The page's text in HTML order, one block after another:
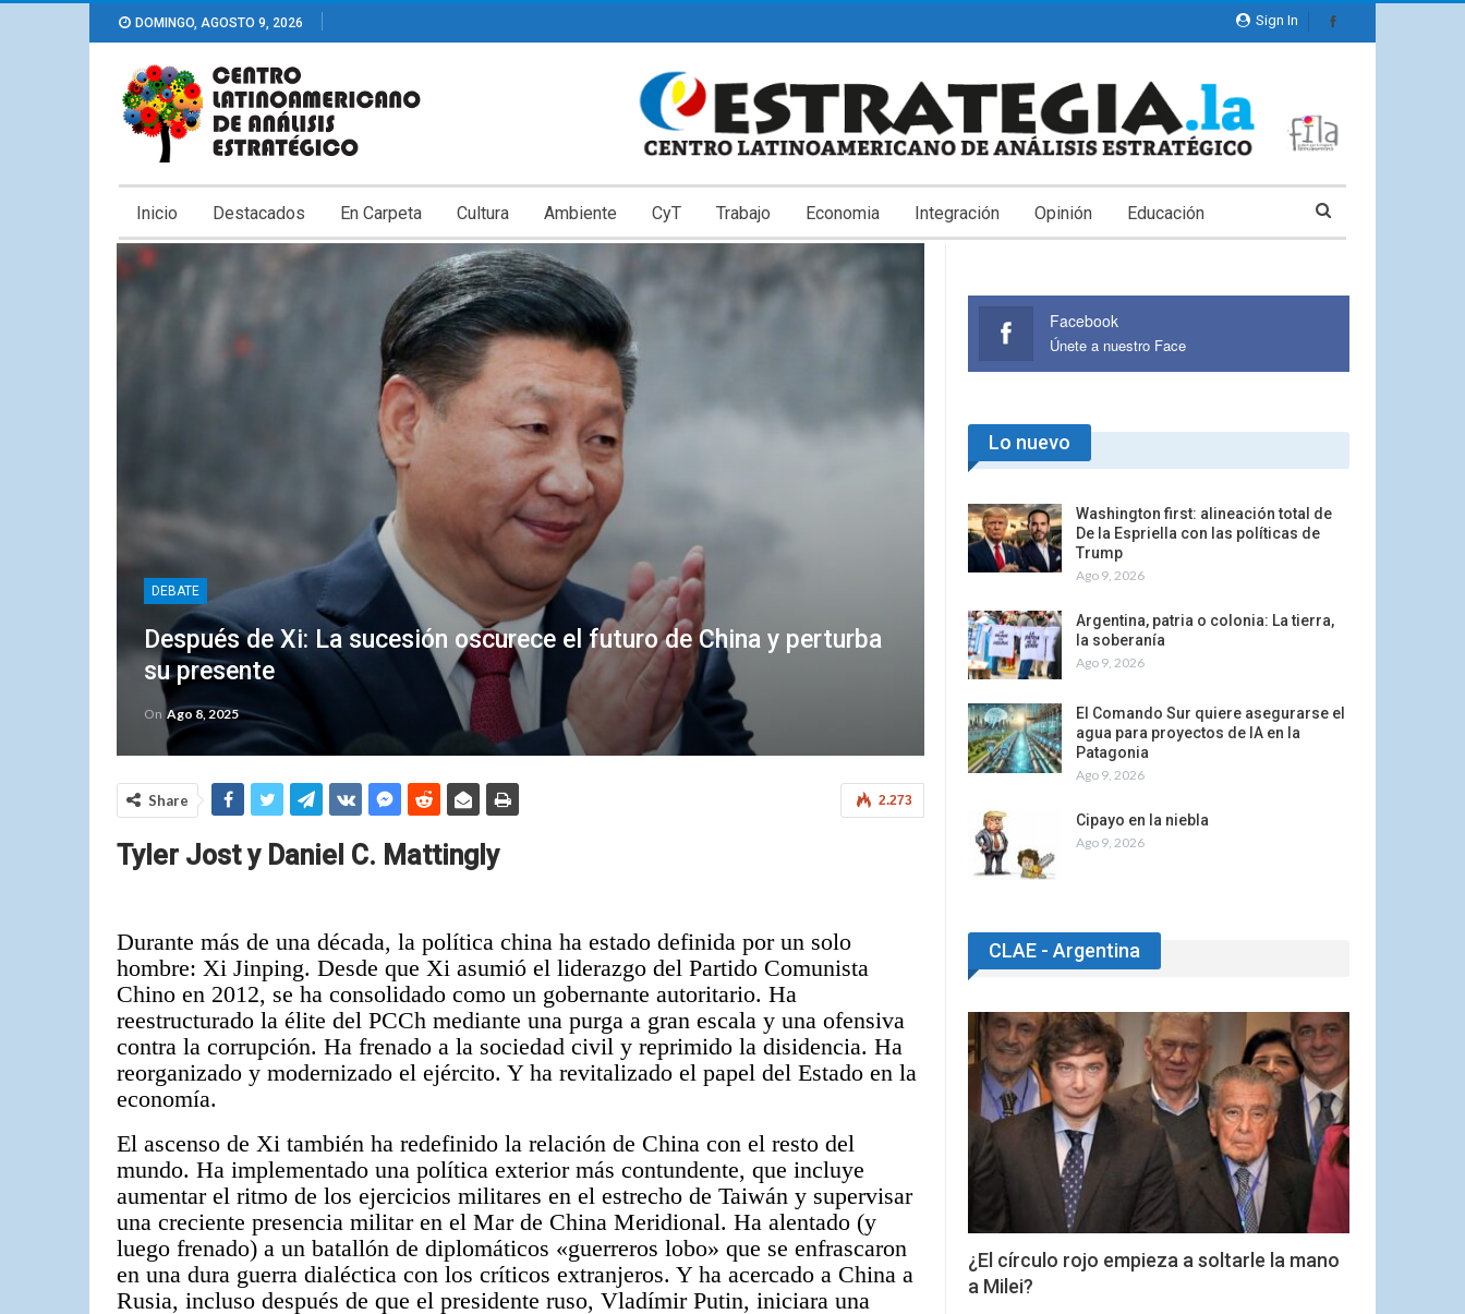
Sign In
DOMINGO, AGOSTO 9, 2026
Inicio Destacados En Carpeta Cultura Ambiente CyT Trabajo Economia Integración Opinión Educación
DEBATE
Después de Xi: La sucesión oscurece el futuro de China y perturba
su presente
On Ago 8, 2025
2.273
Share
Tyler Jost y Daniel C. Mattingly
Durante más de una década, la política china ha estado definida por un solo
hombre: Xi Jinping. Desde que Xi asumió el liderazgo del Partido Comunista
Chino en 2012, se ha consolidado como un gobernante autoritario. Ha
reestructurado la élite del PCCh mediante una purga a gran escala y una ofensiva
contra la corrupción. Ha frenado a la sociedad civil y reprimido la disidencia. Ha
reorganizado y modernizado el ejército. Y ha revitalizado el papel del Estado en la
economía.
El ascenso de Xi también ha redefinido la relación de China con el resto del
mundo. Ha implementado una política exterior más contundente, que incluye
aumentar el ritmo de los ejercicios militares en el estrecho de Taiwán y supervisar
una creciente presencia militar en el Mar de China Meridional. Ha alentado (y
luego frenado) a un batallón de diplomáticos «guerreros lobo» que se enfrascaron
en una dura guerra dialéctica con los críticos extranjeros. Y ha acercado a China a
Rusia, incluso después de que el presidente ruso, Vladímir Putin, iniciara una
Facebook
Únete a nuestro Face
Lo nuevo
Washington first: alineación total de
De la Espriella con las políticas de
Trump
Ago 9, 2026
Argentina, patria o colonia: La tierra,
la soberanía
Ago 9, 2026
El Comando Sur quiere asegurarse el
agua para proyectos de IA en la
Patagonia
Ago 9, 2026
Cipayo en la niebla
Ago 9, 2026
CLAE - Argentina
¿El círculo rojo empieza a soltarle la mano
a Milei?